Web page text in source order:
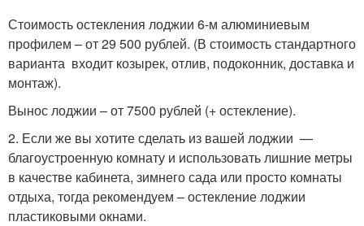
Стоимость остекления лоджии 6-м алюминиевым
профилем – от 29 500 рублей. (В стоимость стандартного
варианта входит козырек, отлив, подоконник, доставка и
монтаж).
Вынос лоджии – от 7500 рублей (+ остекление).
2. Если же вы хотите сделать из вашей лоджии —
благоустроенную комнату и использовать лишние метры
в качестве кабинета, зимнего сада или просто комнаты
отдыха, тогда рекомендуем – остекление лоджии
пластиковыми окнами.